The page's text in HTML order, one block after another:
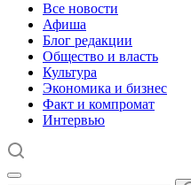
Все новости
Афиша
Блог редакции
Общество и власть
Культура
Экономика и бизнес
Факт и компромат
Интервью